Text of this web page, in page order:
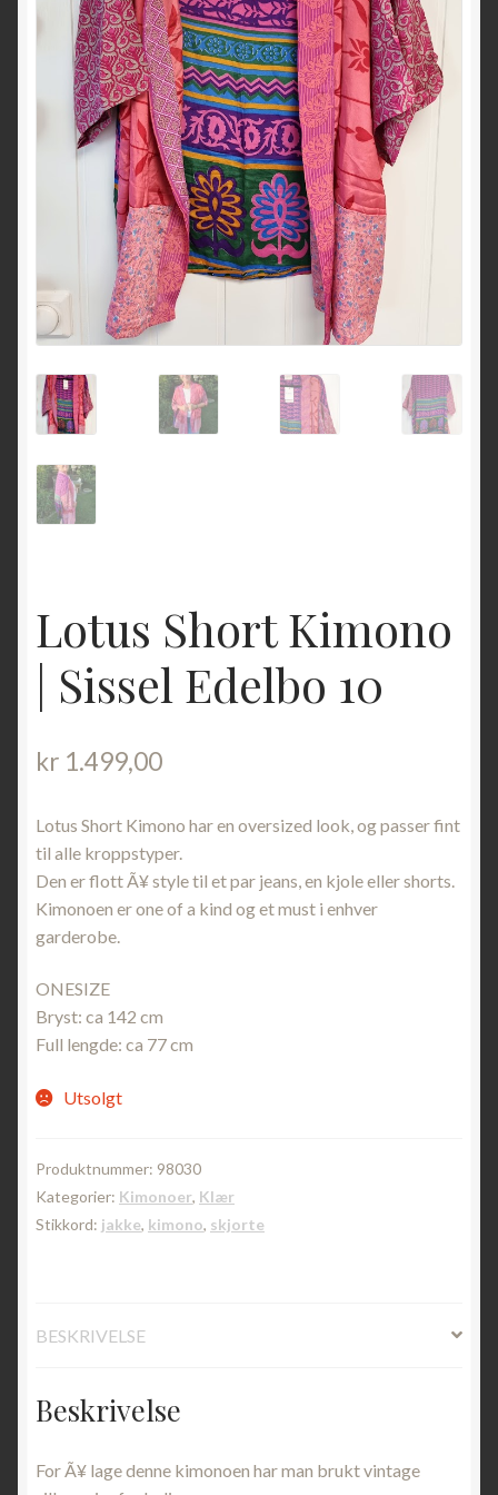
Lotus Short Kimono
| Sissel Edelbo 10
kr 1.499,00
Lotus Short Kimono har en oversized look, og passer fint
til alle kroppstyper.
Den er flott Ã¥ style til et par jeans, en kjole eller shorts.
Kimonoen er one of a kind og et must i enhver
garderobe.
ONESIZE
Bryst: ca 142 cm
Full lengde: ca 77 cm
Utsolgt
Produktnummer: 98030
Kategorier: Kimonoer, Klær
Stikkord: jakke, kimono, skjorte
BESKRIVELSE
Beskrivelse
For Ã¥ lage denne kimonoen har man brukt vintage